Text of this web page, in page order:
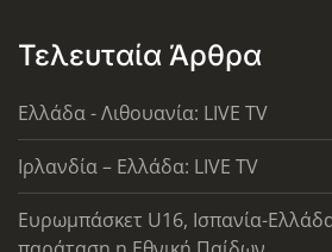
Τελευταία Άρθρα
Ελλάδα - Λιθουανία: LIVE TV
Ιρλανδία – Ελλάδα: LIVE TV
Ευρωμπάσκετ U16, Ισπανία-